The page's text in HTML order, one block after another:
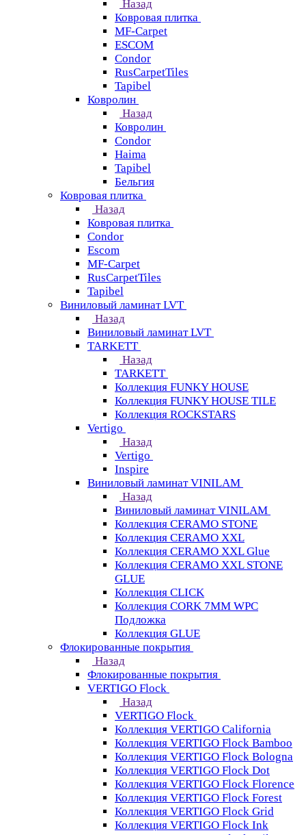
Назад
Ковровая плитка
MF-Carpet
ESCOM
Condor
RusCarpetTiles
Tapibel
Ковролин
Назад
Ковролин
Condor
Haima
Tapibel
Бельгия
Ковровая плитка
Назад
Ковровая плитка
Condor
Escom
MF-Carpet
RusCarpetTiles
Tapibel
Виниловый ламинат LVT
Назад
Виниловый ламинат LVT
TARKETT
Назад
TARKETT
Коллекция FUNKY HOUSE
Коллекция FUNKY HOUSE TILE
Коллекция ROCKSTARS
Vertigo
Назад
Vertigo
Inspire
Виниловый ламинат VINILAM
Назад
Виниловый ламинат VINILAM
Коллекция CERAMO STONE
Коллекция CERAMO XXL
Коллекция CERAMO XXL Glue
Коллекция CERAMO XXL STONE
GLUE
Коллекция CLICK
Коллекция CORK 7MM WPC
Подложка
Коллекция GLUE
Флокированные покрытия
Назад
Флокированные покрытия
VERTIGO Flock
Назад
VERTIGO Flock
Коллекция VERTIGO California
Коллекция VERTIGO Flock Bamboo
Коллекция VERTIGO Flock Bologna
Коллекция VERTIGO Flock Dot
Коллекция VERTIGO Flock Florence
Коллекция VERTIGO Flock Forest
Коллекция VERTIGO Flock Grid
Коллекция VERTIGO Flock Ink